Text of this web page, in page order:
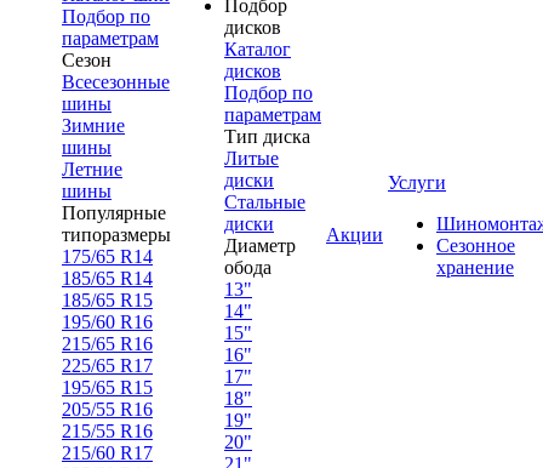
Подбор по
параметрам
Сезон
Всесезонные
шины
Зимние
шины
Летние
шины
Популярные
типоразмеры
175/65 R14
185/65 R14
185/65 R15
195/60 R16
215/65 R16
225/65 R17
195/65 R15
205/55 R16
215/55 R16
215/60 R17
Подбор
дисков
Каталог
дисков
Подбор по
параметрам
Тип диска
Литые
диски
Стальные
диски
Диаметр
обода
13"
14"
15"
16"
17"
18"
19"
20"
21"
Акции
Услуги
Сезонное
хранение